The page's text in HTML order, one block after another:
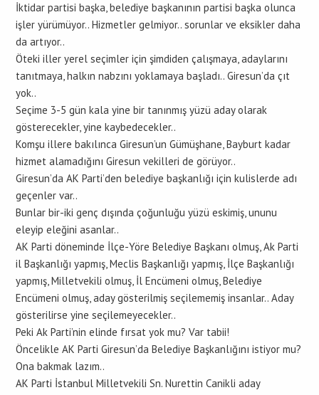
İktidar partisi başka, belediye başkanının partisi başka olunca
işler yürümüyor.. Hizmetler gelmiyor.. sorunlar ve eksikler daha
da artıyor..
Öteki iller yerel seçimler için şimdiden çalışmaya, adaylarını
tanıtmaya, halkın nabzını yoklamaya başladı.. Giresun’da çıt
yok..
Seçime 3-5 gün kala yine bir tanınmış yüzü aday olarak
gösterecekler, yine kaybedecekler..
Komşu illere bakılınca Giresun’un Gümüşhane, Bayburt kadar
hizmet alamadığını Giresun vekilleri de görüyor..
Giresun’da AK Parti’den belediye başkanlığı için kulislerde adı
geçenler var..
Bunlar bir-iki genç dışında çoğunluğu yüzü eskimiş, ununu
eleyip eleğini asanlar..
AK Parti döneminde İlçe-Yöre Belediye Başkanı olmuş, Ak Parti
il Başkanlığı yapmış, Meclis Başkanlığı yapmış, İlçe Başkanlığı
yapmış, Milletvekili olmuş, İl Encümeni olmuş, Belediye
Encümeni olmuş, aday gösterilmiş seçilememiş insanlar.. Aday
gösterilirse yine seçilemeyecekler..
Peki Ak Parti’nin elinde fırsat yok mu? Var tabii!
Öncelikle AK Parti Giresun’da Belediye Başkanlığını istiyor mu?
Ona bakmak lazım..
AK Parti İstanbul Milletvekili Sn. Nurettin Canikli aday